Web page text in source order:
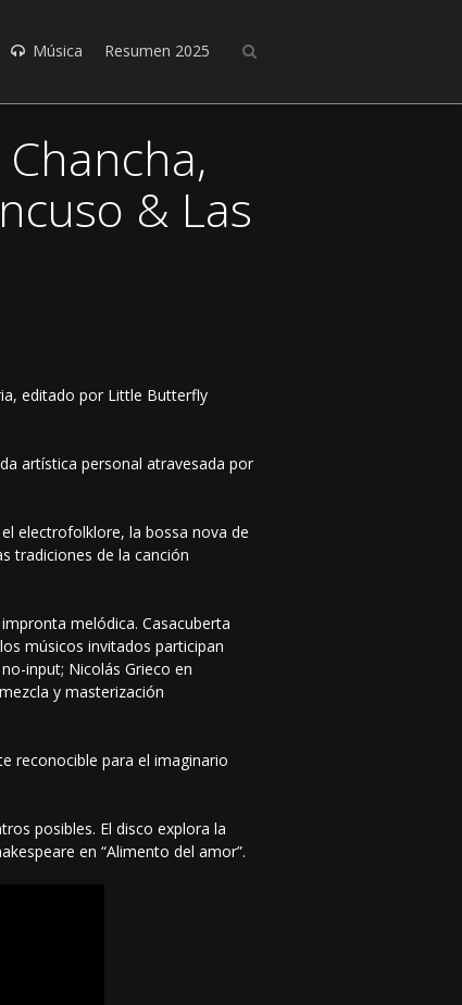
Música Resumen 2025
& Las
editado por Little Butterfly
artística personal atravesada por
electrofolklore, la bossa nova de
tradiciones de la canción
melódica. Casacuberta
músicos invitados participan
input; Nicolás Grieco en
y masterización
reconocible para el imaginario
posibles. El disco explora la
en “Alimento del amor”.